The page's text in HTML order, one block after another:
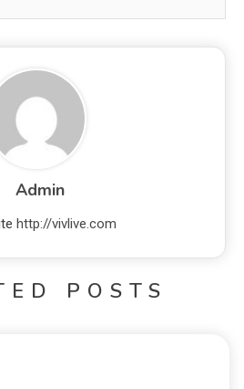
Admin
http://vivlive.com
POSTS